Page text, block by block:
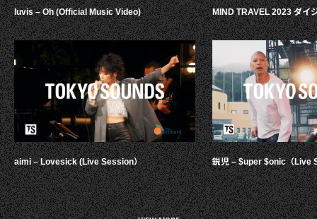
luvis – Oh (Official Music Video)
aimi – Lovesick (Live Session）
MIND TRAVEL 2023 ダイ
鋭児 – $uper $onic（Live